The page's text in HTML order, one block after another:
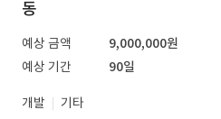
동
예상 금액
9,000,000원
예상 기간
90일
개발
기타